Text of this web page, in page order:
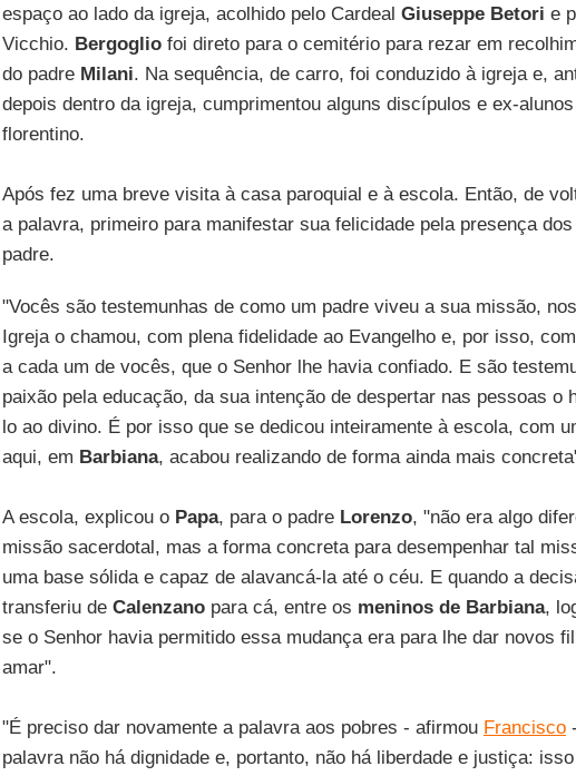
espaço ao lado da igreja, acolhido pelo Cardeal Giuseppe Betori e
Vicchio. Bergogliofoi direto para o cemitério para rezar em
do padre Milani. Na sequência, de carro, foi conduzido à igreja e,
depois dentro da igreja, cumprimentou alguns discípulos e ex-
florentino.
Após fez uma breve visita à casa paroquial e à escola. Então, de
a palavra, primeiro para manifestar sua felicidade pela presença
padre.
"Vocês são testemunhas de como um padre viveu a sua missão,
Igreja o chamou, com plena fidelidade ao Evangelho e, por isso,
a cada um de vocês, que o Senhor lhe havia confiado. E são
paixão pela educação, da sua intenção de despertar nas pessoas o
lo ao divino. É por isso que se dedicou inteiramente à escola, com
aqui, em Barbiana, acabou realizando de forma ainda mais
A escola, explicou o Papa, para o padre Lorenzo, "não era algo
missão sacerdotal, mas a forma concreta para desempenhar tal
uma base sólida e capaz de alavancá-la até o céu. E quando a
transferiu de Calenzanopara cá, entre os meninos de Barbiana,
se o Senhor havia permitido essa mudança era para lhe dar novos
amar".
"É preciso dar novamente a palavra aos pobres - afirmou Francisco-
palavra não há dignidade e, portanto, não há liberdade e justiça: